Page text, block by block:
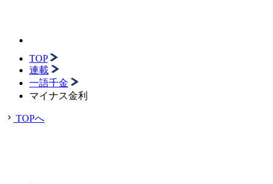
TOP
連載
一語千金
マイナス金利
TOPへ